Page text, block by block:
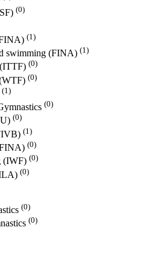
(0)
(1)
swimming (FINA) (1)
(0)
(0)
(1)
(0)
(0)
(1)
(0)
(IWF) (0)
(0)
(0)
(0)